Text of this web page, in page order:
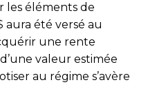
les éléments de
aura été versé au
une rente
valeur estimée
au régime s’avère